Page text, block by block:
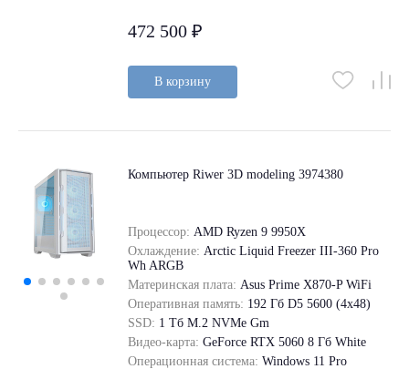
472 500 ₽
В корзину
Компьютер Riwer 3D modeling 3974380
Процессор: AMD Ryzen 9 9950X
Охлаждение: Arctic Liquid Freezer III-360 Pro
Wh ARGB
Материнская плата: Asus Prime X870-P WiFi
Оперативная память: 192 Гб D5 5600 (4х48)
SSD: 1 Tб M.2 NVMe Gm
Видео-карта: GeForce RTX 5060 8 Гб White
Операционная система: Windows 11 Pro